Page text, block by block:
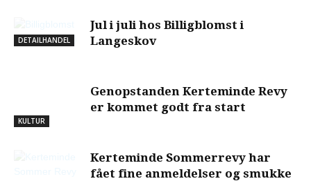
DETAILHANDEL
Jul i juli hos Billigblomst i
Langeskov
KULTUR
Genopstanden Kerteminde Revy
er kommet godt fra start
Kerteminde Sommerrevy har
fået fine anmeldelser og smukke